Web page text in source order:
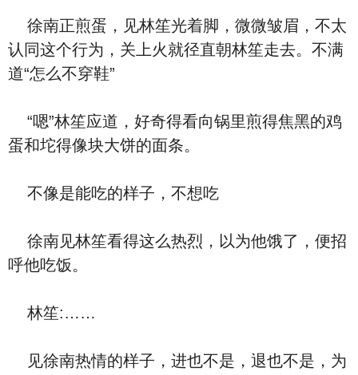
徐南正煎蛋，见林笙光着脚，微微皱眉，不太
认同这个行为，关上火就径直朝林笙走去。不满
道“怎么不穿鞋”
“嗯”林笙应道，好奇得看向锅里煎得焦黑的鸡
蛋和坨得像块大饼的面条。
不像是能吃的样子，不想吃
徐南见林笙看得这么热烈，以为他饿了，便招
呼他吃饭。
林笙:……
见徐南热情的样子，进也不是，退也不是，为